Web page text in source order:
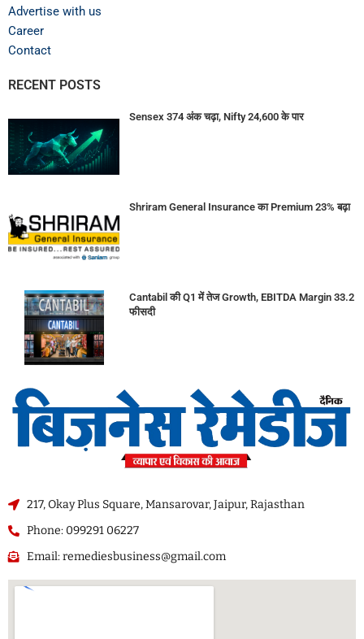
Advertise with us
Career
Contact
RECENT POSTS
Sensex 374 अंक चढ़ा, Nifty 24,600 के पार
Shriram General Insurance का Premium 23% बढ़ा
Cantabil की Q1 में तेज Growth, EBITDA Margin 33.2
फीसदी
217, Okay Plus Square, Mansarovar, Jaipur, Rajasthan
Phone: 099291 06227
Email: remediesbusiness@gmail.com